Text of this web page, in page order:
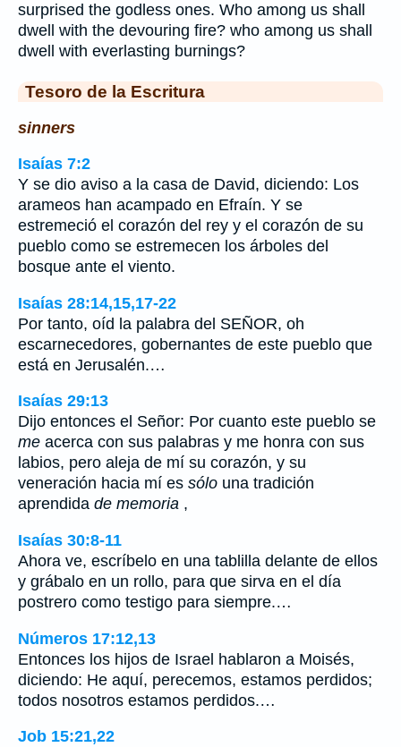
surprised the godless ones. Who among us shall
dwell with the devouring fire? who among us shall
dwell with everlasting burnings?
Tesoro de la Escritura
sinners
Isaías 7:2
Y se dio aviso a la casa de David, diciendo: Los
arameos han acampado en Efraín. Y se
estremeció el corazón del rey y el corazón de su
pueblo como se estremecen los árboles del
bosque ante el viento.
Isaías 28:14,15,17-22
Por tanto, oíd la palabra del SEÑOR, oh
escarnecedores, gobernantes de este pueblo que
está en Jerusalén.…
Isaías 29:13
Dijo entonces el Señor: Por cuanto este pueblo se
me acerca con sus palabras y me honra con sus
labios, pero aleja de mí su corazón, y su
veneración hacia mí es sólo una tradición
aprendida de memoria ,
Isaías 30:8-11
Ahora ve, escríbelo en una tablilla delante de ellos
y grábalo en un rollo, para que sirva en el día
postrero como testigo para siempre.…
Números 17:12,13
Entonces los hijos de Israel hablaron a Moisés,
diciendo: He aquí, perecemos, estamos perdidos;
todos nosotros estamos perdidos.…
Job 15:21,22